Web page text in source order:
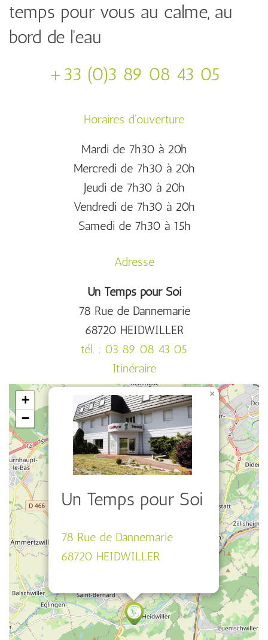
temps pour vous au calme, au
bord de l'eau
+33 (0)3 89 08 43 05
Horaires d'ouverture
Mardi de 7h30 à 20h
Mercredi de 7h30 à 20h
Jeudi de 7h30 à 20h
Vendredi de 7h30 à 20h
Samedi de 7h30 à 15h
Adresse
Un Temps pour Soi
78 Rue de Dannemarie
68720 HEIDWILLER
tél. : 03 89 08 43 05
Itinéraire
Un Temps pour Soi
78 Rue de Dannemarie
68720 HEIDWILLER
×
+
−